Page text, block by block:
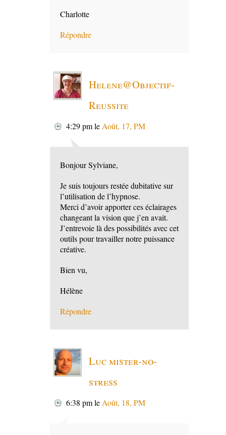
Charlotte
Répondre
Helene@Objectif-
Reussite
4:29 pmle Août, 17, PM
Bonjour Sylviane,
Je suis toujours restée dubitative sur
l’utilisation de l’hypnose.
Merci d’avoir apporter ces éclairages
changeant la vision que j’en avait.
J’entrevoie là des possibilités avec cet
outils pour travailler notre puissance
créative.
Bien vu,
Hélène
Répondre
Luc mister-no-
stress
6:38 pmle Août, 18, PM